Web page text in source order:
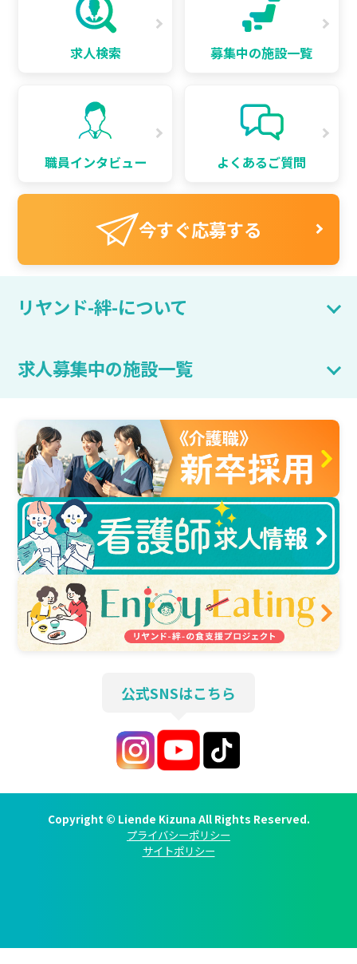
求人検索 募集中の施設一覧
職員インタビュー よくあるご質問
今すぐ応募する
リヤンド-絆-について
求人募集中の施設一覧
公式SNSはこちら
Copyright © Liende Kizuna All Rights Reserved.
プライバシーポリシー
サイトポリシー